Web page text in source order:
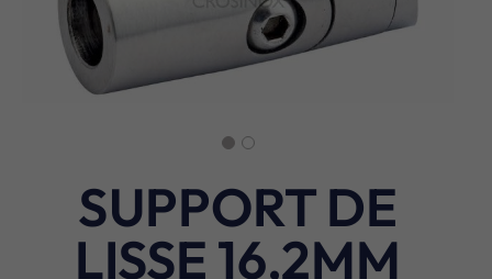
SUPPORT DE
LISSE 16,2MM